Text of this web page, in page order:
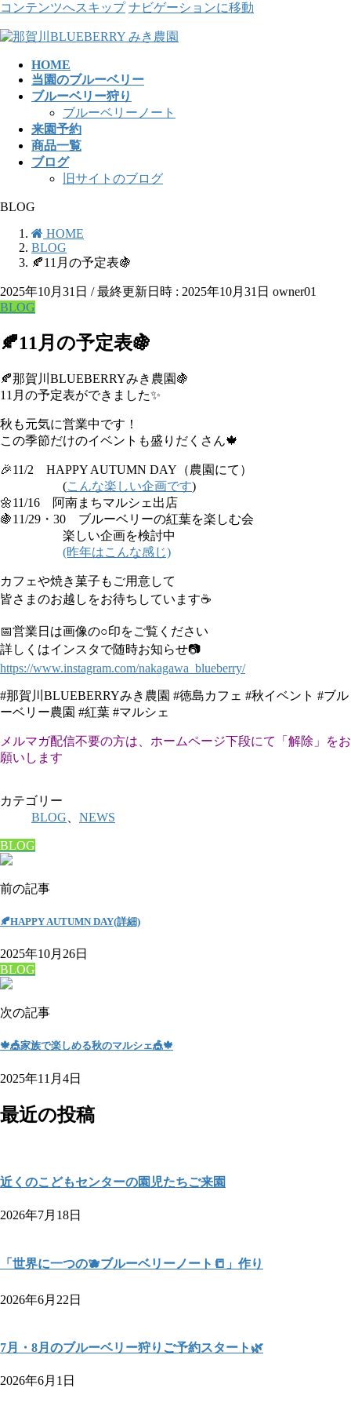
コンテンツへスキップ ナビゲーションに移動
HOME
当園のブルーベリー
ブルーベリー狩り
ブルーベリーノート
来園予約
商品一覧
ブログ
旧サイトのブログ
BLOG
HOME
BLOG
🍂11月の予定表🍇
2025年10月31日 / 最終更新日時 : 2025年10月31日 owner01
BLOG
🍂11月の予定表🍇
🍂那賀川BLUEBERRYみき農園🍇
11月の予定表ができました✨
秋も元気に営業中です！
この季節だけのイベントも盛りだくさん🍁
🎉11/2 HAPPY AUTUMN DAY（農園にて）
(こんな楽しい企画です)
🌼11/16 阿南まちマルシェ出店
🍇11/29・30 ブルーベリーの紅葉を楽しむ会
楽しい企画を検討中
(昨年はこんな感じ)
カフェや焼き菓子もご用意して
皆さまのお越しをお待ちしています☕
📅営業日は画像の○印をご覧ください
詳しくはインスタで随時お知らせ📷
https://www.instagram.com/nakagawa_blueberry/
#那賀川BLUEBERRYみき農園 #徳島カフェ #秋イベント #ブル
ーベリー農園 #紅葉 #マルシェ
メルマガ配信不要の方は、ホームページ下段にて「解除」をお
願いします
カテゴリー
BLOG
NEWS
BLOG
前の記事
🍂HAPPY AUTUMN DAY(詳細)
2025年10月26日
BLOG
次の記事
🍁🎪家族で楽しめる秋のマルシェ🎪🍁
2025年11月4日
最近の投稿
近くのこどもセンターの園児たちご来園
2026年7月18日
「世界に一つの🫐ブルーベリーノート📒」作り
2026年6月22日
7月・8月のブルーベリー狩りご予約スタート🌿
2026年6月1日